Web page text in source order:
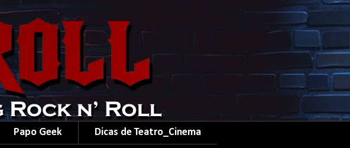
Papo Geek Dicas de Teatro_Cinema